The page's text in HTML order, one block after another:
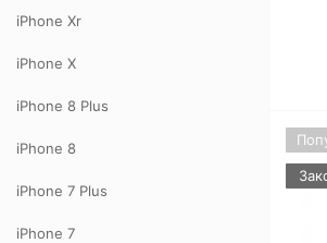
iPhone Xr
iPhone X
iPhone 8 Plus
iPhone 8
iPhone 7 Plus
iPhone 7